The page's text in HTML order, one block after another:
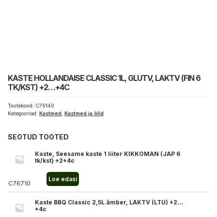
KASTE HOLLANDAISE CLASSIC 1L, GLUTV, LAKTV (FIN 6
TK/KST) +2…+4C
Tootekood: C76140
Kategooriad: Kastmed Kastmed ja õlid
SEOTUD TOOTED
Kaste, Seesame kaste 1 liiter KIKKOMAN (JAP 6
tk/kst) +2+4c
C76710
Loe edasi
Kaste BBQ Classic 2,5L ämber, LAKTV (LTU) +2…
+4c